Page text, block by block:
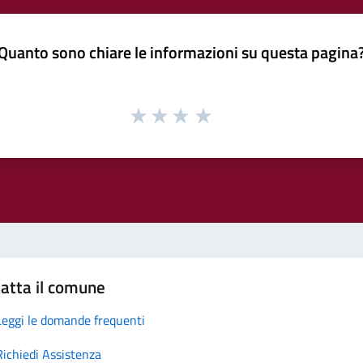
sono chiare le informazioni su questa
il comune
le domande frequenti
Assistenza